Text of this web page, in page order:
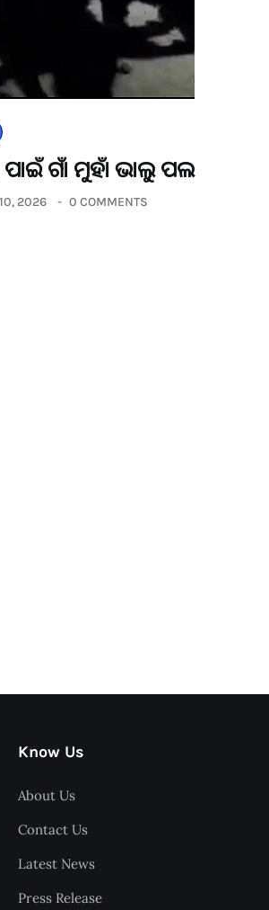
ପାଇଁ ଗାଁ ମୁହାଁ ଭାଲୁ ପଲ
2026 0 COMMENTS
Know Us
About Us
Contact Us
Latest News
Press Release